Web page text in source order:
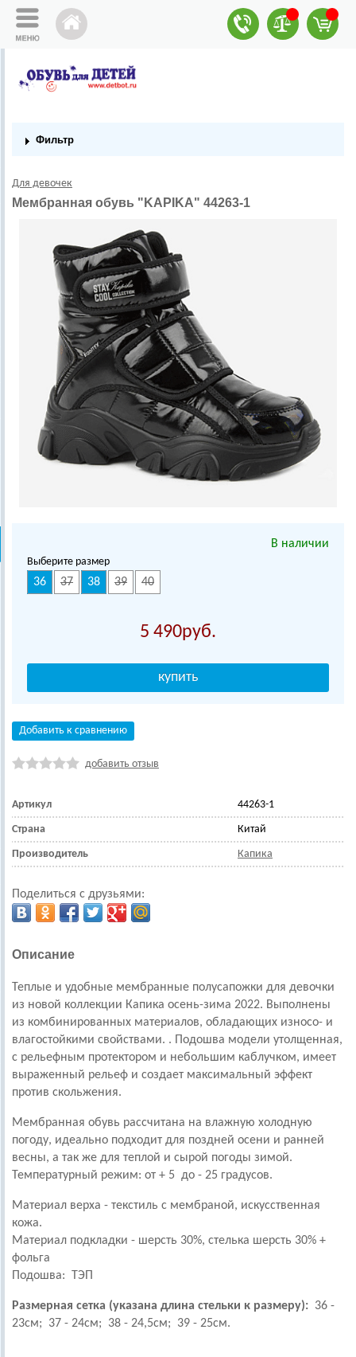
Фильтр
Для девочек
Мембранная обувь "KAPIKA" 44263-1
В наличии
Выберите размер
36 37 38 39 40
5 490
Добавить к сравнению
добавить отзыв
Артикул 44263-1
Страна Китай
Производитель Капика
Поделиться с друзьями:
Описание
Теплые и удобные мембранные полусапожки для девочки
из новой коллекции Капика осень-зима 2022. Выполнены
из комбинированных материалов, обладающих износо- и
влагостойкими свойствами. . Подошва модели утолщенная,
с рельефным протектором и небольшим каблучком, имеет
выраженный рельеф и создает максимальный эффект
против скольжения.
Мембранная обувь рассчитана на влажную холодную
погоду, идеально подходит для поздней осени и ранней
весны, а так же для теплой и сырой погоды зимой.
Температурный режим: от + 5 до - 25 градусов.
Материал верха - текстиль с мембраной, искусственная
кожа.
Материал подкладки - шерсть 30%, стелька шерсть 30% +
фольга
Подошва: ТЭП
Размерная сетка (указана длина стельки к размеру): 36 -
23см; 37 - 24см; 38 - 24,5см; 39 - 25см.